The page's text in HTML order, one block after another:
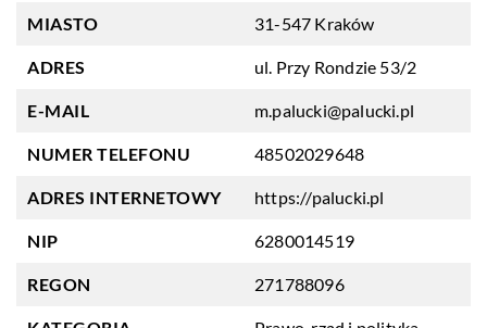
MIASTO 31-547 Kraków
ADRES ul. Przy Rondzie 53/2
E-MAIL m.palucki@palucki.pl
NUMER TELEFONU 48502029648
ADRES INTERNETOWY https://palucki.pl
NIP 6280014519
REGON 271788096